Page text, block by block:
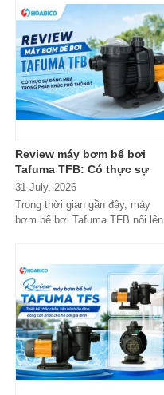
Review máy bơm bể bơi
Tafuma TFB: Có thực sự
đáng mua trong phân khúc
phổ thông?
31 July, 2026
Trong thời gian gần đây, máy
bơm bể bơi Tafuma TFB nổi lên